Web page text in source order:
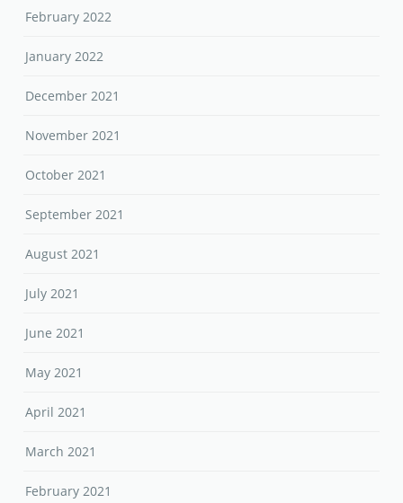
February 2022
January 2022
December 2021
November 2021
October 2021
September 2021
August 2021
July 2021
June 2021
May 2021
April 2021
March 2021
February 2021